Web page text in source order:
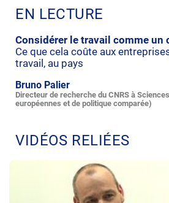
EN LECTURE
Considérer le travail comme un
Ce que cela coûte aux
travail, au pays
Bruno Palier
Directeur de recherche du CNRS à
européennes et de politique comparée)
VIDÉOS RELIÉES